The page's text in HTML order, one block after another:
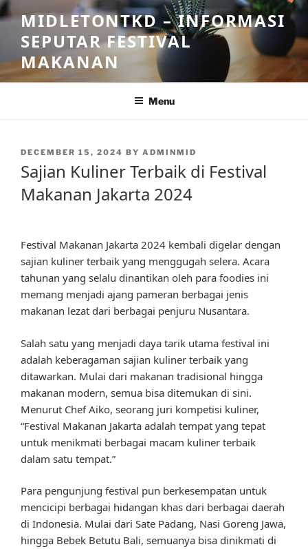
Skip
to
content
MIDLETONTKD – INFORMASI
SEPUTAR FESTIVAL
MAKANAN
Menu
POSTED
DECEMBER 15, 2024 BY ADMINMID
Sajian Kuliner Terbaik di Festival
Makanan Jakarta 2024
Festival Makanan Jakarta 2024 kembali digelar dengan
sajian kuliner terbaik yang menggugah selera. Acara
tahunan yang selalu dinantikan oleh para foodies ini
memang menjadi ajang pameran berbagai jenis
makanan lezat dari berbagai penjuru Nusantara.
Salah satu yang menjadi daya tarik utama festival ini
adalah keberagaman sajian kuliner terbaik yang
ditawarkan. Mulai dari makanan tradisional hingga
makanan modern, semua bisa ditemukan di sini.
Menurut Chef Aiko, seorang juri kompetisi kuliner,
“Festival Makanan Jakarta adalah tempat yang tepat
untuk menikmati berbagai macam kuliner terbaik
dalam satu tempat.”
Para pengunjung festival pun berkesempatan untuk
mencicipi berbagai hidangan khas dari berbagai daerah
di Indonesia. Mulai dari Sate Padang, Nasi Goreng Jawa,
hingga Bebek Betutu Bali, semuanya bisa dinikmati di